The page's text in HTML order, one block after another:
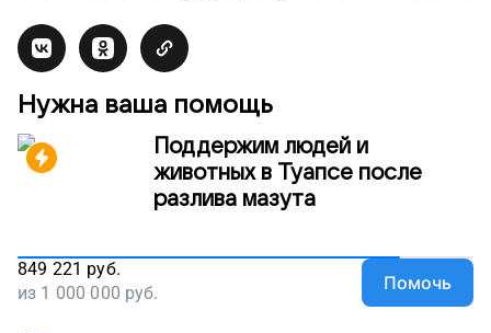
Нужна ваша помощь
Поддержим людей и
животных в Туапсе после
разлива мазута
849 221 руб.
из 1 000 000 руб. Помочь